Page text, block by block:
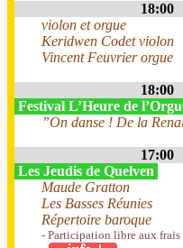
18:00
violon et orgue
Keridwen Codet violon
Vincent Feuvrier orgue
18:00
Festival L’Heure de
”On danse ! De la
17:00
Les Jeudis de Quelven
Maude Gratton
Les Basses Réunies
Répertoire baroque
- Participation libre aux frais